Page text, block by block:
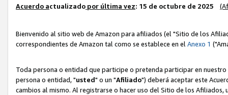
Acuerdo actualizado por última vez: 15 de octubre de 2025
Bienvenido al sitio web de Amazon para afiliados (el "Sitio de los
correspondientes de Amazon tal como se establece en elAnexo 1
Toda persona o entidad que participe o pretenda participar en
persona o entidad, "usted" o un "Afiliado") deberá aceptar este
cambios al mismo. Al registrarse o hacer uso del Sitio de los